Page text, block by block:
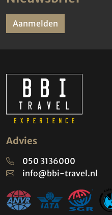
Aanmelden
Advies
050 3136000
info@bbi-travel.nl